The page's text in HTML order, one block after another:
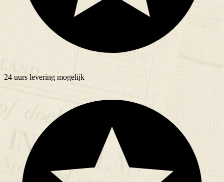
24 uurs levering mogelijk